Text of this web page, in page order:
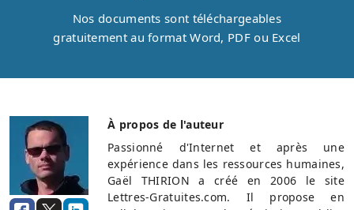
Nos documents sont téléchargeables
gratuitement au format Word, PDF ou Excel
À propos de l'auteur
Passionné d'Internet et après une
expérience dans les ressources humaines,
Gaël THIRION a créé en 2006 le site
Lettres-Gratuites.com. Il propose en